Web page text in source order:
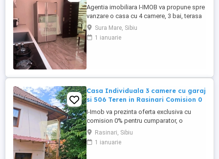
Agentia imobiliara I-IMOB va propune spre
vanzare o casa cu 4 camere, 3 bai, terasa
si parcare privata, cu o suprafata totala de
135 mp din care utila de 120 mp, situata
intr-o zona linistita si usor accesibila din
Sura Mare, Sibiu
1 ianuarie
Casa Individuala 3 camere cu garaj
si 506 Teren in Rasinari Comision 0
I-Imob va prezinta oferta exclusiva cu
comision 0% pentru cumparator, o
proprietate deosebita situata in
pitoreasca localitate Rasinari, locul ideal
pentru cei care isi doresc liniste, aer curat
Rasinari, Sibiu
1 ianuarie